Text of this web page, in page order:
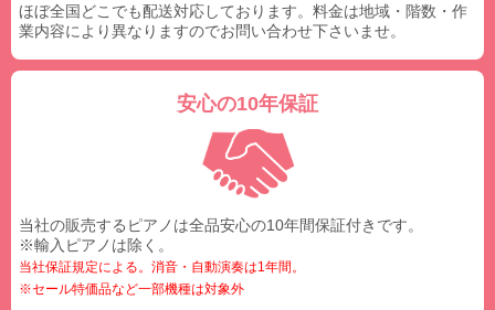
ほぼ全国どこでも配送対応しております。料金は地域・階数・作
業内容により異なりますのでお問い合わせ下さいませ。
安心の10年保証
当社の販売するピアノは全品安心の10年間保証付きです。
※輸入ピアノは除く。
当社保証規定による。消音・自動演奏は1年間。
※セール特価品など一部機種は対象外